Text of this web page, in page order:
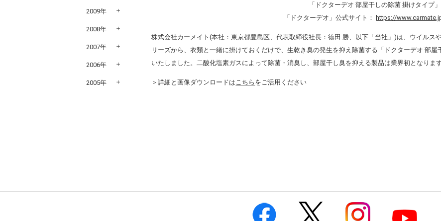
「ドクターデオ 部屋干しの除菌 掛けタイプ」
「ドクターデオ」公式サイト：
https://
株式会社カーメイト(本社：東京都豊島区、代表取締役社長：徳田 勝、以下「当社」)は、ウイルス
リーズから、衣類と一緒に掛けておくだけで、生乾き臭の発生を抑え除菌する「ドクターデオ 部
いたしました。二酸化塩素ガスによって除菌・消臭し、部屋干し臭を抑える製品は業界初となりま
＞詳細と画像ダウンロードは こちら をご活用ください
2009年
2008年
2007年
2006年
2005年